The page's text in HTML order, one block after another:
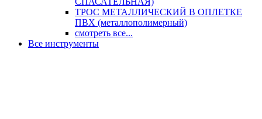
ТРОС МЕТАЛЛИЧЕСКИЙ В ОПЛЕТКЕ
ПВХ (металлополимерный)
смотреть все...
Все инструменты